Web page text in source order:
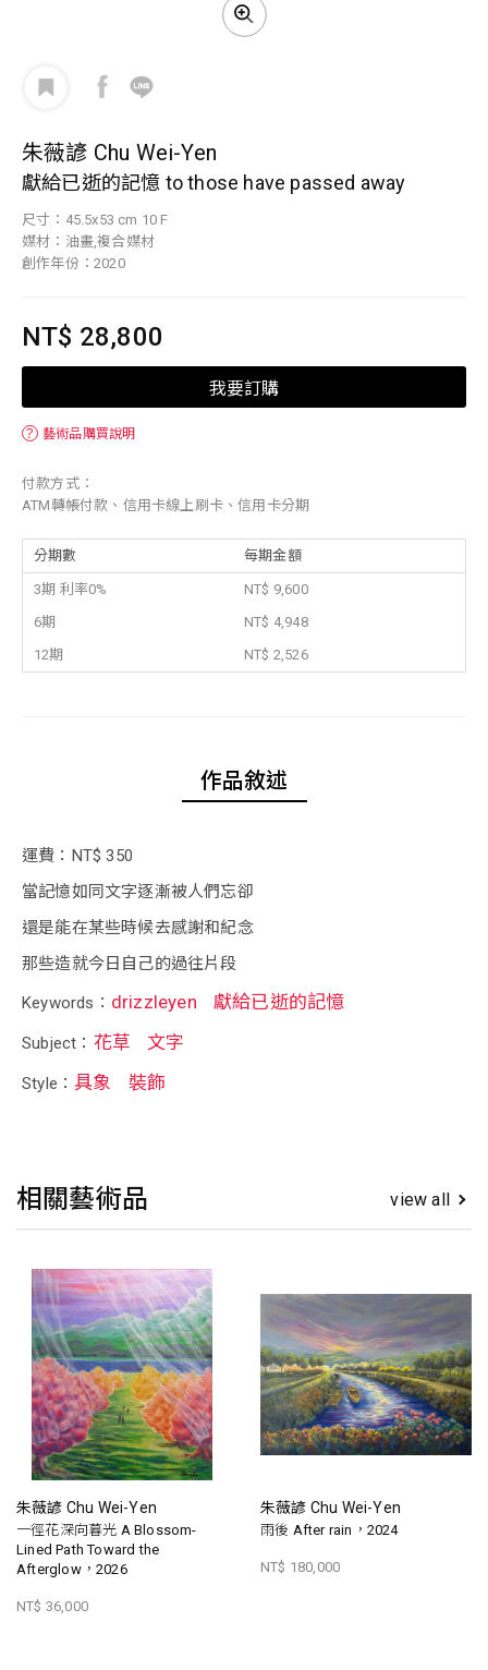
朱薇諺 Chu Wei-Yen
獻給已逝的記憶 to those have passed away
尺寸：45.5x53 cm 10 F
媒材：油畫,複合媒材
創作年份：2020
NT$ 28,800
我要訂購
？ 藝術品購買說明
付款方式：
ATM轉帳付款、信用卡線上刷卡、信用卡分期
分期數 每期金額
3期 利率0%
NT$ 9,600
6期
NT$ 4,948
12期
NT$ 2,526
作品敘述
運費：NT$ 350
當記憶如同文字逐漸被人們忘卻
還是能在某些時候去感謝和紀念
那些造就今日自己的過往片段
Keywords： drizzleyen 獻給已逝的記憶
Subject： 花草 文字
Style： 具象 裝飾
相關藝術品 view all
朱薇諺 Chu Wei-Yen
一徑花深向暮光 A Blossom-
Lined Path Toward the
Afterglow，2026
NT$ 36,000
朱薇諺 Chu Wei-Yen
雨後 After rain，2024
NT$ 180,000